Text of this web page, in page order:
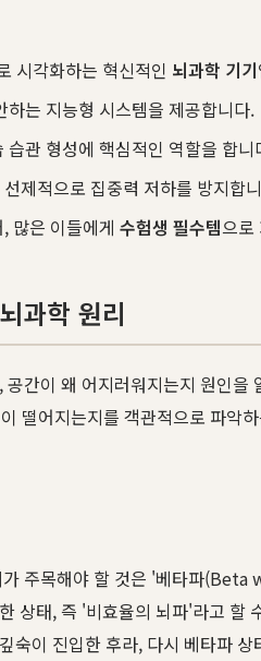
시각화하는 혁신적인 뇌과학 기기
는 지능형 시스템을 제공합니다.
관 형성에 핵심적인 역할을 합니
제적으로 집중력 저하를 방지합
많은 이들에게 수험생 필수템으로
과학 원리
간이 왜 어지러워지는지 원인
떨어지는지를 객관적으로 파악
주목해야 할 것은 '베타파
상태, 즉 '비효율의 뇌파'라고
이 진입한 후라, 다시 베타파